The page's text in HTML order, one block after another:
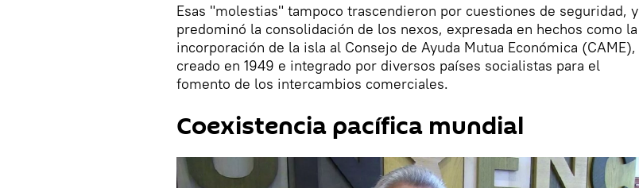
Esas "molestias" tampoco trascendieron por cuestiones de seguridad, y
predominó la consolidación de los nexos, expresada en hechos como la
incorporación de la isla al Consejo de Ayuda Mutua Económica (CAME),
creado en 1949 e integrado por diversos países socialistas para el
fomento de los intercambios comerciales.
Coexistencia pacífica mundial